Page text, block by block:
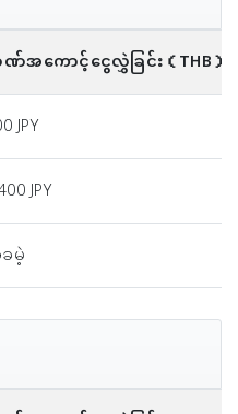
အကောင့်ငွေလွှဲခြင်း（THB）
JPY
JPY
မဲ့